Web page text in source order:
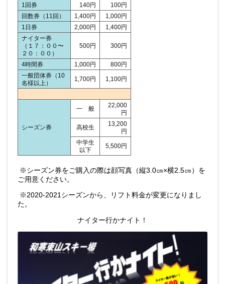
1回券 140円
100円
回数券（11回）
1,400円
1,000円
1日券
2,000円
1,400円
ナイター券
（１７：００〜
２０：００）
500円 300円
4時間券 1,000円
800円
一般団体券（10
名様以上）
1,700円 1,100円
シーズン券
一 般
22,000
円
高校生
13,200
円
中学生
以下
5,500円
※シーズン券をご購入の際は顔写真（縦3.0㎝×横2.5㎝）を
ご用意ください。
※2020-2021シーズンから、リフト料金が変更になりまし
た。
ナイター行かナイト！